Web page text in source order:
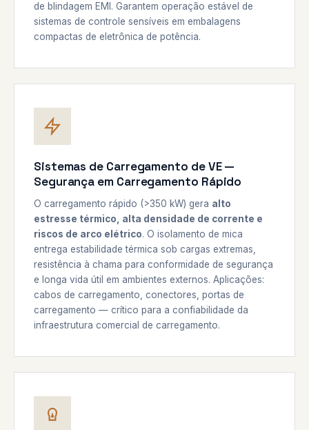
de blindagem EMI. Garantem operação estável de
sistemas de controle sensíveis em embalagens
compactas de eletrônica de potência.
Sistemas de Carregamento de VE —
Segurança em Carregamento Rápido
O carregamento rápido (>350 kW) gera alto
estresse térmico, alta densidade de corrente e
riscos de arco elétrico. O isolamento de mica
entrega estabilidade térmica sob cargas extremas,
resistência à chama para conformidade de segurança
e longa vida útil em ambientes externos. Aplicações:
cabos de carregamento, conectores, portas de
carregamento — crítico para a confiabilidade da
infraestrutura comercial de carregamento.